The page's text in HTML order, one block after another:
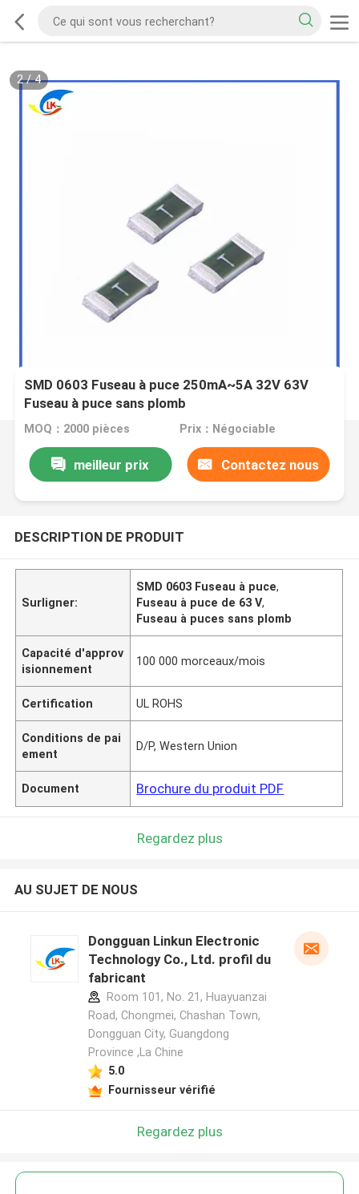
2/4
SMD 0603 Fuseau à puce 250mA~5A 32V 63V
Fuseau à puce sans plomb
MOQ：2000 pièces Prix：Négociable
meilleur prix Contactez nous
DESCRIPTION DE PRODUIT
Surligner:
SMD 0603 Fuseau à puce,
Fuseau à puce de 63 V,
Fuseau à puces sans plomb
Capacité d'approv
isionnement
100 000 morceaux/mois
Certification UL ROHS
Conditions de pai
ement
D/P, Western Union
Document Brochure du produit PDF
Regardez plus
AU SUJET DE NOUS
Dongguan Linkun Electronic
Technology Co., Ltd. profil du
fabricant
Room 101, No. 21, Huayuanzai
Road, Chongmei, Chashan Town,
Dongguan City, Guangdong
Province ,La Chine
5.0
Fournisseur vérifié
Regardez plus